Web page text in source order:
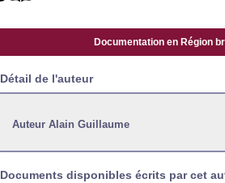
Documentation en Région
Détail de l'auteur
Auteur Alain Guillaume
Documents disponibles écrits par cet